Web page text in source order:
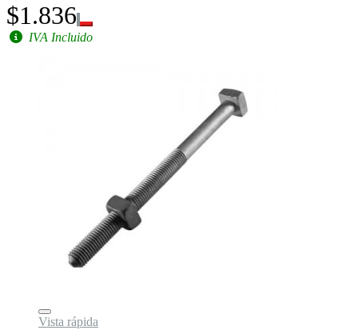
$1.836
IVA Incluido
Vista rápida